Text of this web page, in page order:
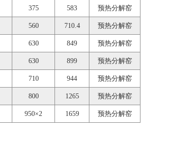
375 583 预热分解窑
560 710.4 预热分解窑
630 849 预热分解窑
630 899 预热分解窑
710 944 预热分解窑
800 1265 预热分解窑
950×2 1659 预热分解窑